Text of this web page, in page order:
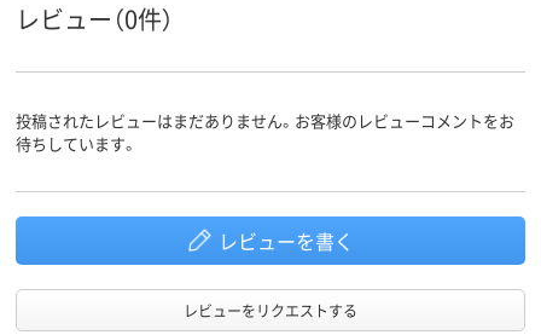
レビュー（0件）
投稿されたレビューはまだありません。お客様のレビューコメントをお
待ちしています。
レビューを書く
レビューをリクエストする